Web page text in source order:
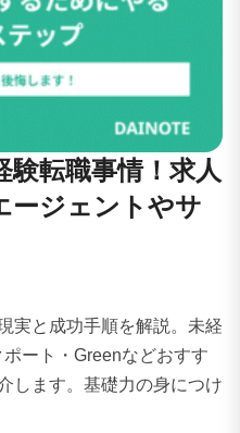
転職事情！求人
ージェントやサ
実と成功手順を解説。未経
ート・Greenなどおすす
します。基礎力の身につけ